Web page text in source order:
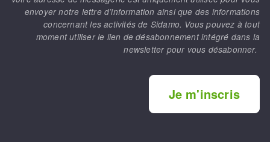
envoyer notre lettre d’information ainsi que des informations
concernant les activités de Sidamo. Vous pouvez à tout
moment utiliser le lien de désabonnement intégré dans la
newsletter pour vous désabonner.
Je m'inscris